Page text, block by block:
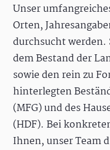
Unser
Orten,
durchsucht werden.
dem Bestand der
sowie den rein zu
hinterlegten
(MFG) und des
(HDF). Bei
Ihnen, unser Team